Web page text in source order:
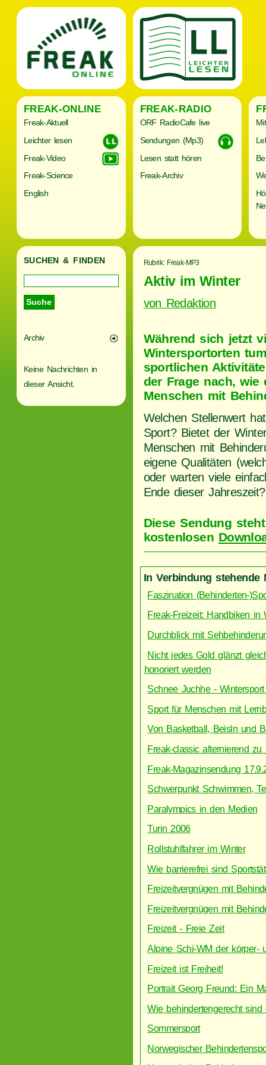
FREAK-ONLINE
Freak-Aktuell
Leichter lesen
Freak-Video
Freak-Science
English
FREAK-RADIO
ORF RadioCafe live
Sendungen (Mp3)
Lesen statt hören
Freak-Archiv
SUCHEN & FINDEN
Archiv
Keine Nachrichten in
dieser Ansicht.
Rubrik: Freak-MP3
Aktiv im Winter
von Redaktion
Während sich jetzt
Wintersportorten
sportlichen
der Frage nach, wie
Menschen mit
Welchen Stellenwert
Sport? Bietet der
Menschen mit
eigene Qualitäten
oder warten viele
Ende dieser Jahreszeit?
Diese Sendung
kostenlosen
In Verbindung stehende
Faszination (Behinderten-
Freak-Freizeit: Handbiken in
Durchblick mit
Nicht jedes Gold glänzt
honoriert werden
Schnee Juchhe -
Sport für Menschen mit
Von Basketball, Beisln und
Freak-classic alternierend
Freak-Magazinsendung
Schwerpunkt Schwimmen,
Paralympics in den Medien
Turin 2006
Rollstuhlfahrer im Winter
Wie barrierefrei sind
Freizeitvergnügen mit
Freizeitvergnügen mit
Freizeit - Freie Zeit
Alpine Schi-WM der körper-
Freizeit ist Freiheit!
Portrait Georg Freund: Ein
Wie behindertengerecht sind
Sommersport
Norwegischer